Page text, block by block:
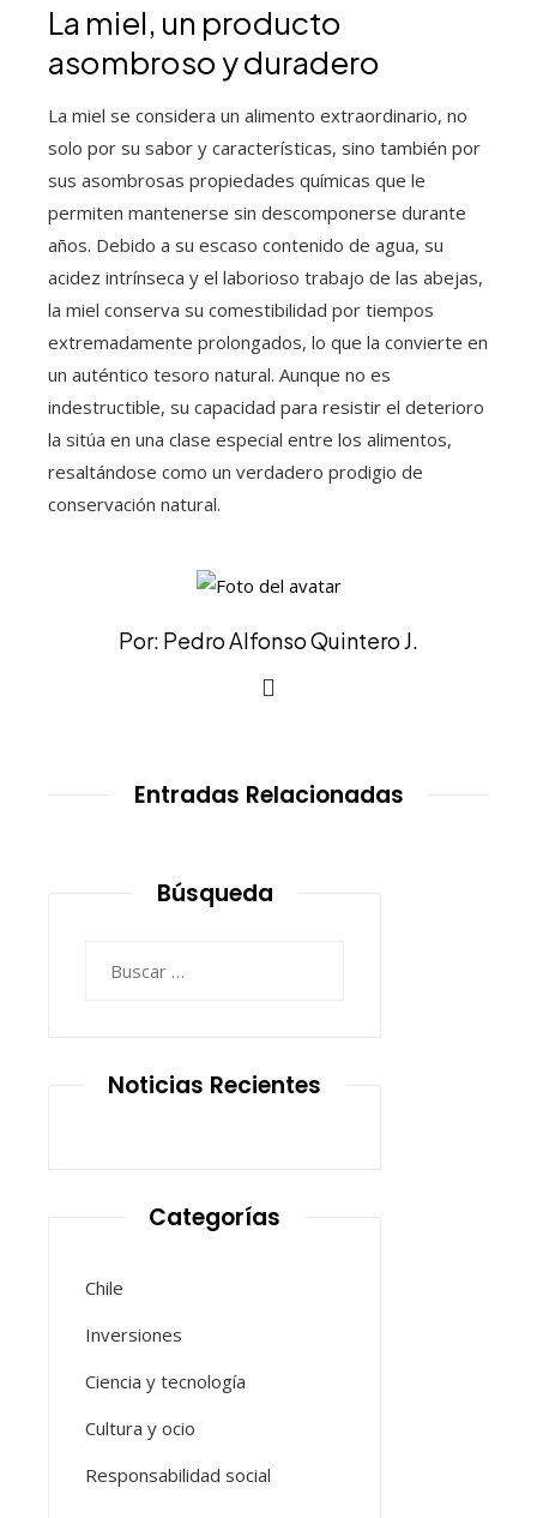
La miel, un producto
asombroso y duradero
La miel se considera un alimento extraordinario, no
solo por su sabor y características, sino también por
sus asombrosas propiedades químicas que le
permiten mantenerse sin descomponerse durante
años. Debido a su escaso contenido de agua, su
acidez intrínseca y el laborioso trabajo de las abejas,
la miel conserva su comestibilidad por tiempos
extremadamente prolongados, lo que la convierte en
un auténtico tesoro natural. Aunque no es
indestructible, su capacidad para resistir el deterioro
la sitúa en una clase especial entre los alimentos,
resaltándose como un verdadero prodigio de
conservación natural.
Por: Pedro Alfonso Quintero J.
Entradas Relacionadas
Búsqueda
Noticias Recientes
Categorías
Chile
Inversiones
Ciencia y tecnología
Cultura y ocio
Responsabilidad social